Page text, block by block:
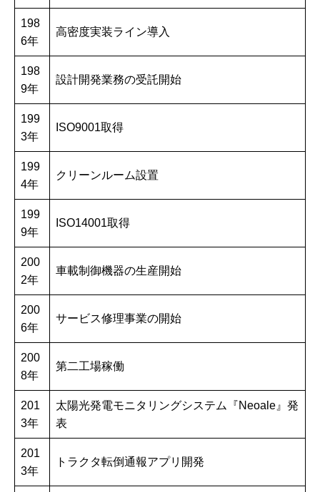
198
6年
高密度実装ライン導入
198
9年
設計開発業務の受託開始
199
3年
ISO9001取得
199
4年
クリーンルーム設置
199
9年
ISO14001取得
200
2年
車載制御機器の生産開始
200
6年
サービス修理事業の開始
200
8年
第二工場稼働
201
3年
太陽光発電モニタリングシステム『Neoale』発
表
201
3年
トラクタ転倒通報アプリ開発